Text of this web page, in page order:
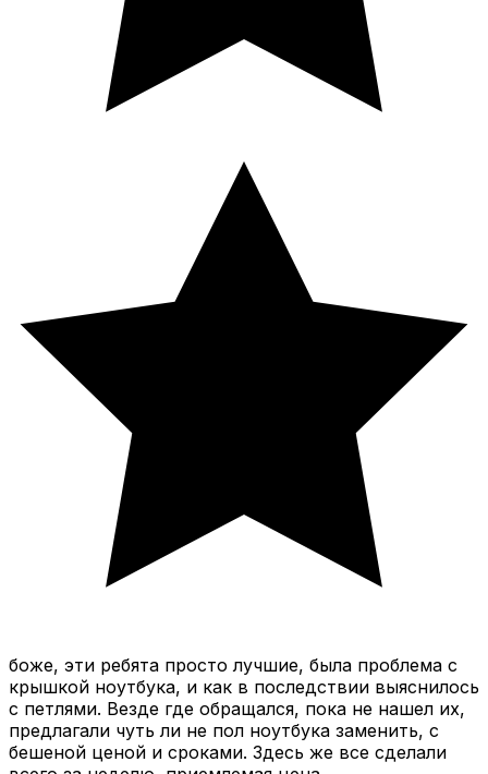
боже, эти ребята просто лучшие, была проблема с
крышкой ноутбука, и как в последствии выяснилось
с петлями. Везде где обращался, пока не нашел их,
предлагали чуть ли не пол ноутбука заменить, с
бешеной ценой и сроками. Здесь же все сделали